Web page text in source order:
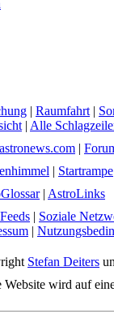
| Raumfahrt |
| Alle
|
| Startrampe
| AstroLinks
| Soziale
|
Stefan Deiters
Website wird auf